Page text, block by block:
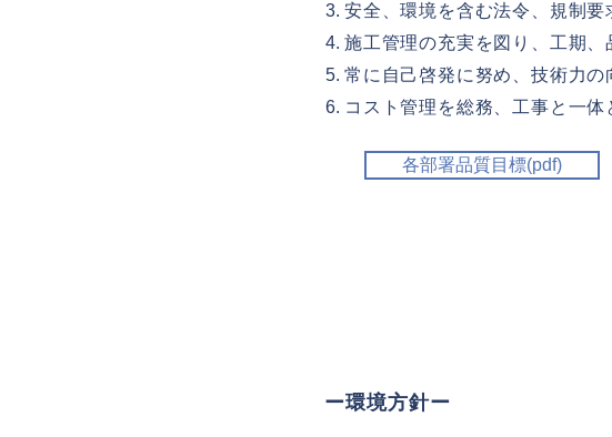
安全、環境を含む法令、規制
施工管理の充実を図り、工期
常に自己啓発に努め、技術力の
コスト管理を総務、工事と一体
各部署品質目標(pdf)
ー環境方針ー